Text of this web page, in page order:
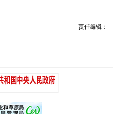
责任编辑：